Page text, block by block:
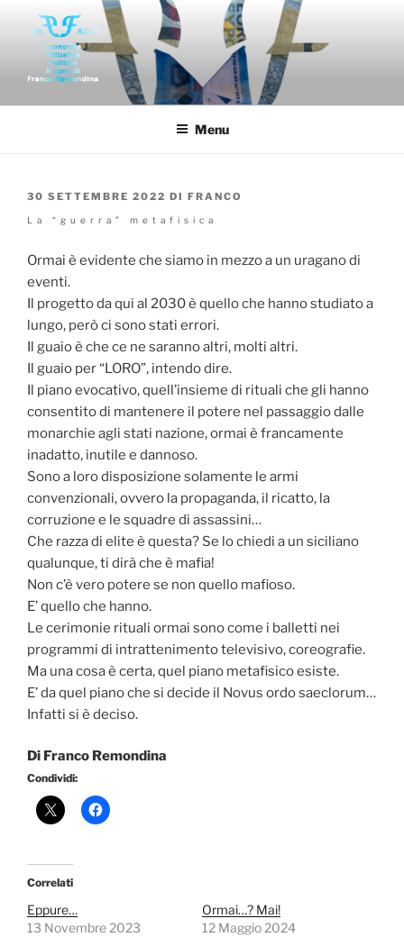
contenuto
FAR-FALLA
Economia politica attualità di franco remondina
Menu
PUBBLICATO
30 SETTEMBRE 2022 DI FRANCO
La “guerra” metafisica
Ormai è evidente che siamo in mezzo a un uragano di
eventi.
Il progetto da qui al 2030 è quello che hanno studiato a
lungo, però ci sono stati errori.
Il guaio è che ce ne saranno altri, molti altri.
Il guaio per “LORO”, intendo dire.
Il piano evocativo, quell’insieme di rituali che gli hanno
consentito di mantenere il potere nel passaggio dalle
monarchie agli stati nazione, ormai è francamente
inadatto, inutile e dannoso.
Sono a loro disposizione solamente le armi
convenzionali, ovvero la propaganda, il ricatto, la
corruzione e le squadre di assassini…
Che razza di elite è questa? Se lo chiedi a un siciliano
qualunque, ti dirà che è mafia!
Non c’è vero potere se non quello mafioso.
E’ quello che hanno.
Le cerimonie rituali ormai sono come i balletti nei
programmi di intrattenimento televisivo, coreografie.
Ma una cosa è certa, quel piano metafisico esiste.
E’ da quel piano che si decide il Novus ordo saeclorum…
Infatti si è deciso.
Di Franco Remondina
Condividi:
Correlati
Eppure…
13 Novembre 2023
Ormai…? Mai!
12 Maggio 2024